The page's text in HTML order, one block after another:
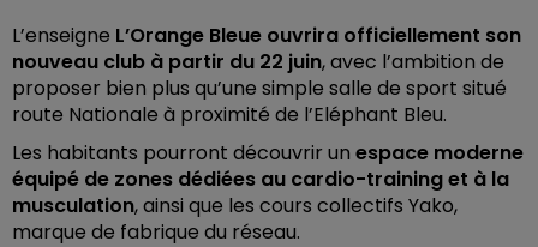
L’enseigne L’Orange Bleue ouvrira officiellement son
nouveau club à partir du 22 juin, avec l’ambition de
proposer bien plus qu’une simple salle de sport situé
route Nationale à proximité de l’Eléphant Bleu.
Les habitants pourront découvrir un espace moderne
équipé de zones dédiées au cardio-training et à la
musculation, ainsi que les cours collectifs Yako,
marque de fabrique du réseau.